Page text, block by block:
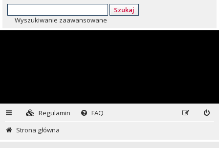
Szukaj
Wyszukiwanie zaawansowane
Regulamin
FAQ
Strona główna